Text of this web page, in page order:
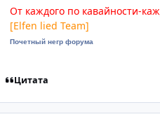
От каждого по кавайности-
[Elfen lied Team]
Почетный негр форума
Цитата